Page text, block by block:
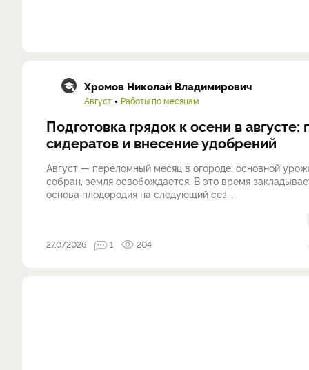
Хромов Николай Владимирович
Август Работы по месяцам
Подготовка грядок к осени в августе:
сидератов и внесение удобрений
Август — переломный месяц в огороде: основной
собран, земля освобождается. В это время
основа плодородия на следующий сез...
27.07.2026 1 204